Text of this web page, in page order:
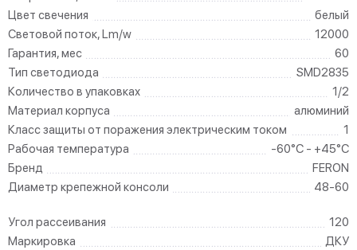
Цвет свечения
белый
Световой поток, Lm/w
12000
Гарантия, мес
60
Тип светодиода
SMD2835
Количество в упаковках
1/2
Материал корпуса
алюминий
Класс защиты от поражения электрическим током
1
Рабочая температура
-60°C - +45°C
Бренд
FERON
Диаметр крепежной консоли
48-60
Угол рассеивания
120
Маркировка
ДКУ